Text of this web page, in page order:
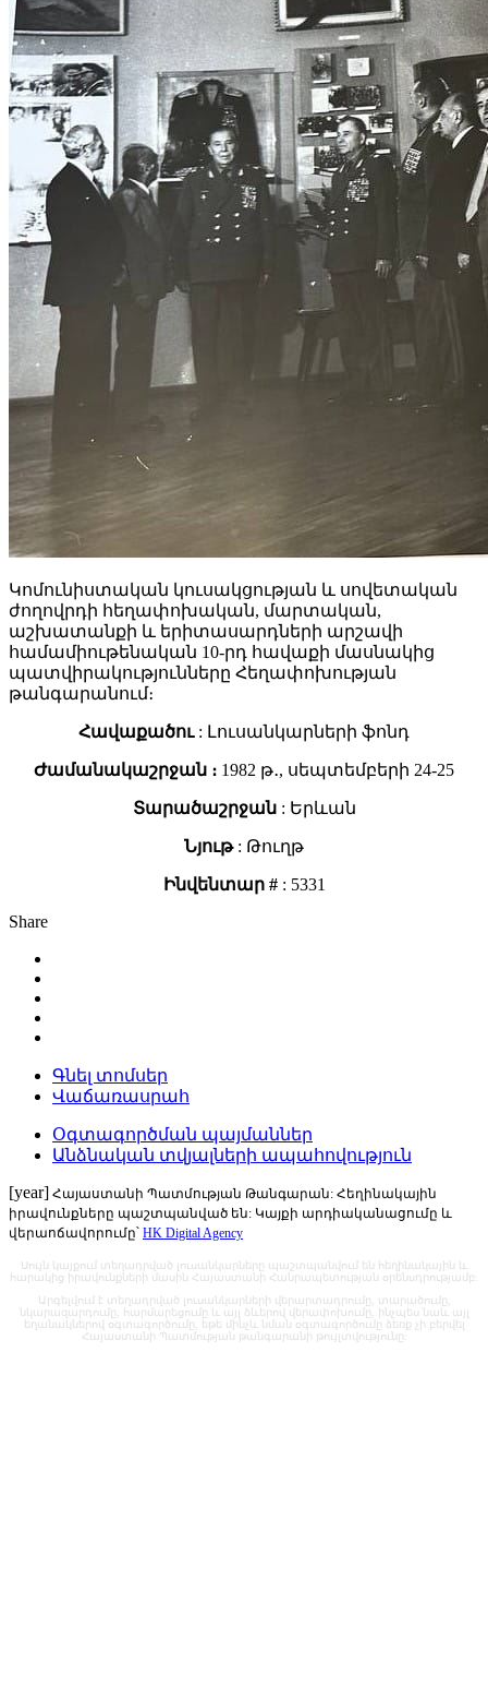
Կոմունիստական կուսակցության և սովետական
ժողովրդի հեղափոխական, մարտական,
աշխատանքի և երիտասարդների արշավի
համամիութենական 10-րդ հավաքի մասնակից
պատվիրակությունները Հեղափոխության
թանգարանում։
Հավաքածու: Լուսանկարների ֆոնդ
Ժամանակաշրջան ։ 1982 թ․, սեպտեմբերի 24-25
Տարածաշրջան: Երևան
Նյութ: Թուղթ
Ինվենտար #: 5331
Share
Գնել տոմսեր
Վաճառասրահ
Օգտագործման պայմաններ
Անձնական տվյալների ապահովություն
[year] Հայաստանի Պատմության Թանգարան: Հեղինակային
իրավունքները պաշտպանված են: Կայքի արդիականացումը և
վերաոճավորումը՝ HK Digital Agency
Սույն կայքում տեղադրված լուսանկարները պաշտպանվում են հեղինակային և
հարակից իրավունքների մասին Հայաստանի Հանրապետության օրենսդրությամբ:
Արգելվում է տեղադրված լուսանկարների վերարտադրումը, տարածումը,
նկարազարդումը, հարմարեցումը և այլ ձևերով վերափոխումը, ինչպես նաև այլ
եղանակներով օգտագործումը, եթե մինչև նման օգտագործումը ձեռք չի բերվել
Հայաստանի Պատմության թանգարանի թույլտվությունը: